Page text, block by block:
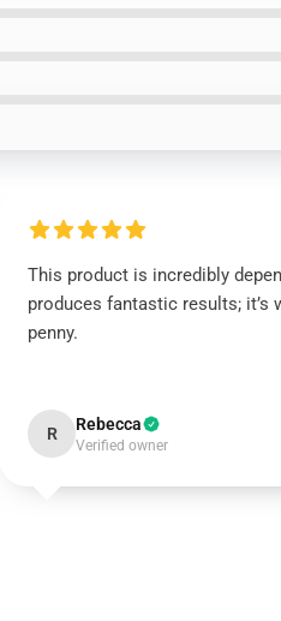
This product is incredibly
produces fantastic results; it’s
penny.
R Rebecca
Verified owner